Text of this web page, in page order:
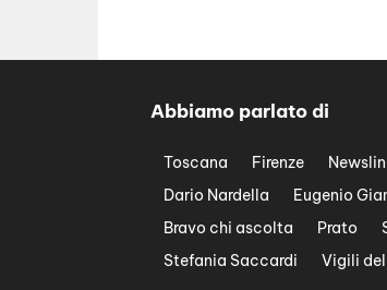
Abbiamo parlato di
Toscana Firenze
Dario Nardella
Eugenio
Bravo chi ascolta
Prato
Stefania Saccardi
Vigili